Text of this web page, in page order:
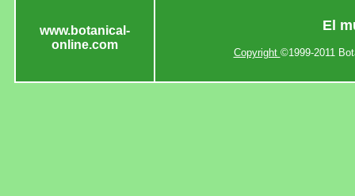
www.botanical-
online.com
El
Copyright ©1999-2011